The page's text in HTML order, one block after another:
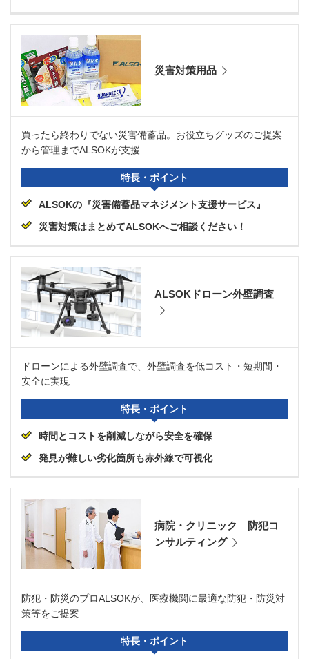
災害対策用品
買ったら終わりでない災害備蓄品。お役立ちグッズのご提案
から管理までALSOKが支援
特長・ポイント
ALSOKの『災害備蓄品マネジメント支援サービス』
災害対策はまとめてALSOKへご相談ください！
ALSOKドローン外壁調査
ドローンによる外壁調査で、外壁調査を低コスト・短期間・
安全に実現
特長・ポイント
時間とコストを削減しながら安全を確保
発見が難しい劣化箇所も赤外線で可視化
病院・クリニック 防犯コ
ンサルティング
防犯・防災のプロALSOKが、医療機関に最適な防犯・防災対
策等をご提案
特長・ポイント